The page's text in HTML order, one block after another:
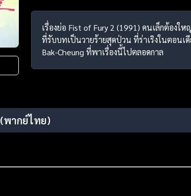
เรื่องย่อ Fist of Fury 2 (1991) คนเล็กต้อง
ที่รับบทเป็นวายร้ายสุดป่วน ที่ร่าเริงในตอนเดี
Bak-Cheung ที่พาเรื่องนี้ไปตลอดกาล
(พากย์ไทย)